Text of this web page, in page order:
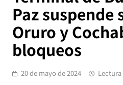
Paz suspende
Oruro y
bloqueos
20 de mayo de 2024